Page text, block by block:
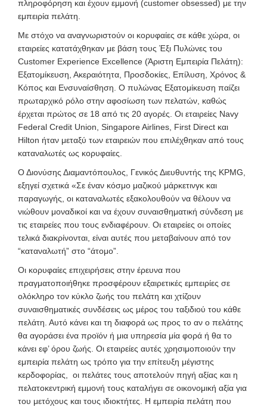
πληροφόρηση και έχουν εμμονή (customer obsessed) με την
εμπειρία πελάτη.
Με στόχο να αναγνωριστούν οι κορυφαίες σε κάθε χώρα, οι
εταιρείες κατατάχθηκαν με βάση τους Έξι Πυλώνες του
Customer Experience Excellence (Άριστη Εμπειρία Πελάτη):
Εξατομίκευση, Ακεραιότητα, Προσδοκίες, Επίλυση, Χρόνος &
Κόπος και Ενσυναίσθηση. Ο πυλώνας Eξατομίκευση παίζει
πρωταρχικό ρόλο στην αφοσίωση των πελατών, καθώς
έρχεται πρώτος σε 18 από τις 20 αγορές. Οι εταιρείες Navy
Federal Credit Union, Singapore Airlines, First Direct και
Hilton ήταν μεταξύ των εταιρειών που επιλέχθηκαν από τους
καταναλωτές ως κορυφαίες.
Ο Διονύσης Διαμαντόπουλος, Γενικός Διευθυντής της KPMG,
εξηγεί σχετικά «Σε έναν κόσμο μαζικού μάρκετινγκ και
παραγωγής, οι καταναλωτές εξακολουθούν να θέλουν να
νιώθουν μοναδικοί και να έχουν συναισθηματική σύνδεση με
τις εταιρείες που τους ενδιαφέρουν. Οι εταιρείες οι οποίες
τελικά διακρίνονται, είναι αυτές που μεταβαίνουν από τον
“καταναλωτή” στο “άτομο”.
Οι κορυφαίες επιχειρήσεις στην έρευνα που
πραγματοποιήθηκε προσφέρουν εξαιρετικές εμπειρίες σε
ολόκληρο τον κύκλο ζωής του πελάτη και χτίζουν
συναισθηματικές συνδέσεις ως μέρος του ταξιδιού του κάθε
πελάτη. Αυτό κάνει και τη διαφορά ως προς το αν ο πελάτης
θα αγοράσει ένα προϊόν ή μια υπηρεσία μία φορά ή θα το
κάνει εφ’ όρου ζωής. Οι εταιρείες αυτές χρησιμοποιούν την
εμπειρία πελάτη ως τρόπο για την επίτευξη μέγιστης
κερδοφορίας, οι πελάτες τους αποτελούν πηγή αξίας και η
πελατοκεντρική εμμονή τους καταλήγει σε οικονομική αξία για
του μετόχους και τους ιδιοκτήτες. Η εμπειρία πελάτη που